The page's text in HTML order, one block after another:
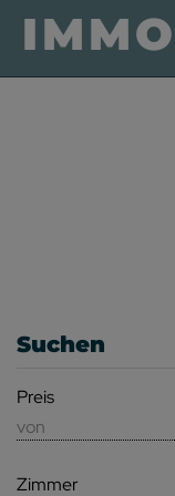
Suchen
Preis
Zimmer